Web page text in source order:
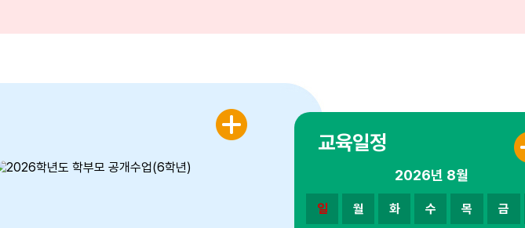
교육일정
2026년 8월
일 월 화 수 목 금